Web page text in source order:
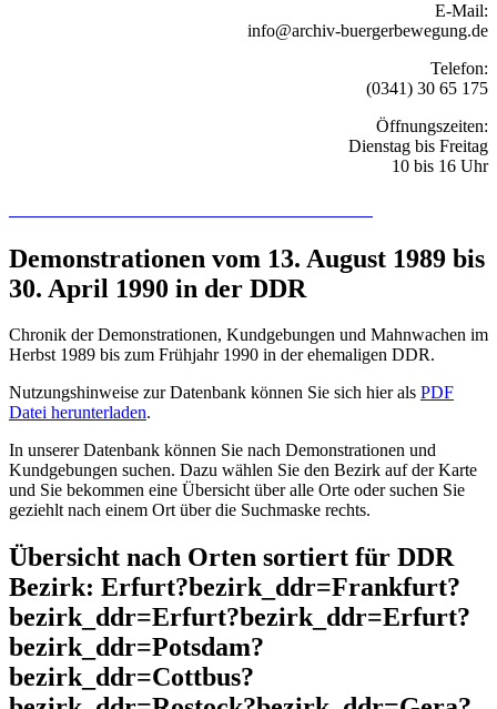
E-Mail:
info@archiv-buergerbewegung.de
Telefon:
(0341) 30 65 175
Öffnungszeiten:
Dienstag bis Freitag
10 bis 16 Uhr
Demonstrationen vom 13. August 1989 bis
30. April 1990 in der DDR
Chronik der Demonstrationen, Kundgebungen und Mahnwachen im
Herbst 1989 bis zum Frühjahr 1990 in der ehemaligen DDR.
Nutzungshinweise zur Datenbank können Sie sich hier als PDF
Datei herunterladen.
In unserer Datenbank können Sie nach Demonstrationen und
Kundgebungen suchen. Dazu wählen Sie den Bezirk auf der Karte
und Sie bekommen eine Übersicht über alle Orte oder suchen Sie
geziehlt nach einem Ort über die Suchmaske rechts.
Übersicht nach Orten sortiert für DDR
Bezirk: Erfurt?bezirk_ddr=Frankfurt?
bezirk_ddr=Erfurt?bezirk_ddr=Erfurt?
bezirk_ddr=Potsdam?
bezirk_ddr=Cottbus?